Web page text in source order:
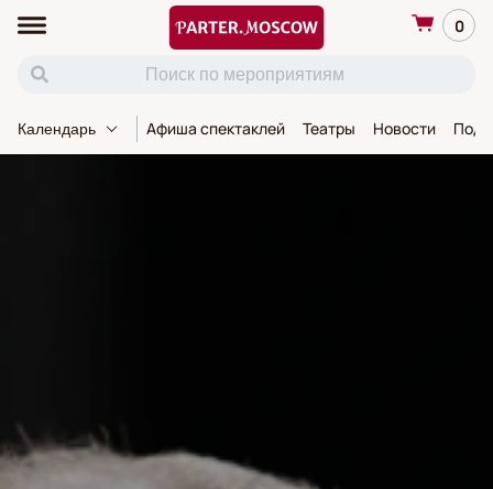
0
Календарь Афиша спектаклей Театры Новости